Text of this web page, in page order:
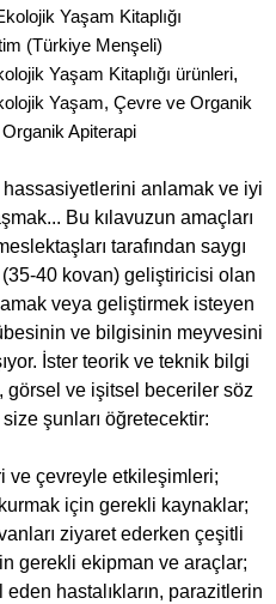
Yaşam Kitaplığı
(Türkiye Menşeli)
Yaşam Kitaplığı ürünleri,
Yaşam, Çevre ve Organik
Organik Apiterapi
hassasiyetlerini anlamak ve iyi
Bu kılavuzun amaçları
tarafından saygı
40 kovan) geliştiricisi olan
veya geliştirmek isteyen
ve bilgisinin meyvesini
İster teorik ve teknik bilgi
ve işitsel beceriler söz
şunları öğretecektir:
ve çevreyle etkileşimleri;
için gerekli kaynaklar;
ziyaret ederken çeşitli
gerekli ekipman ve araçlar;
hastalıkların, parazitlerin